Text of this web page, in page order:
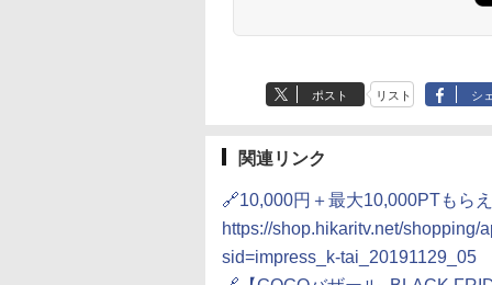
ポスト リスト シ
関連リンク
🔗10,000円＋最大10,000PTもら
https://shop.hikaritv.net/shopping/
sid=impress_k-tai_20191129_05